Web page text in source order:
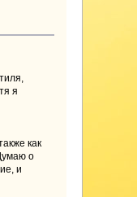
я
как
о
и